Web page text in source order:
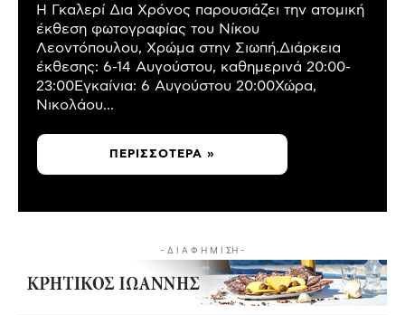
Η Γκαλερί Δια Χρόνος παρουσιάζει την ατομική
έκθεση φωτογραφίας του Νίκου
Λεοντόπουλου, Χρώμα στην Σιωπή.Διάρκεια
έκθεσης: 6-14 Αυγούστου, καθημερινά 20:00-
23:00Εγκαίνια: 6 Αυγούστου 20:00Χώρα,
Νικολάου...
ΠΕΡΙΣΣΌΤΕΡΑ »
- Δ Ι Α Φ Η Μ Ι ΣΗ -